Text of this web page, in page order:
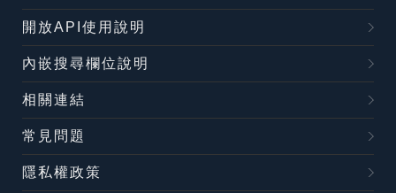
開放API使用說明
內嵌搜尋欄位說明
相關連結
常見問題
隱私權政策